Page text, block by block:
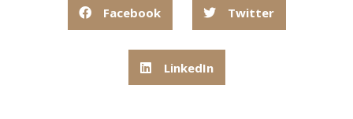
Facebook Twitter
LinkedIn